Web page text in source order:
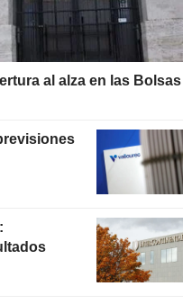
al alza en las Bolsas